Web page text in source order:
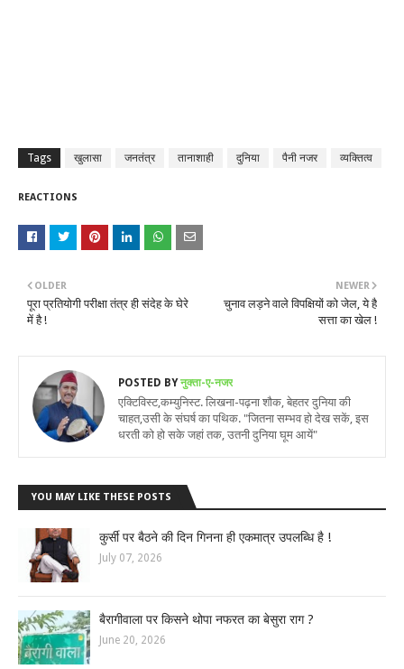
Tags खुलासा जनतंत्र तानाशाही दुनिया पैनी नजर व्यक्तित्व
REACTIONS
NEWER
चुनाव लड़ने वाले विपक्षियों को जेल, ये है
सत्ता का खेल !
OLDER
पूरा प्रतियोगी परीक्षा तंत्र ही संदेह के घेरे
में है !
POSTED BYनुक्ता-ए-नजर
एक्टिविस्ट,कम्युनिस्ट. लिखना-पढ़ना शौक, बेहतर दुनिया की
चाहत,उसी के संघर्ष का पथिक. "जितना सम्भव हो देख सकें, इस
धरती को हो सके जहां तक, उतनी दुनिया घूम आयें"
YOU MAY LIKE THESE POSTS
कुर्सी पर बैठने की दिन गिनना ही एकमात्र उपलब्धि है !
July 07, 2026
बैरागीवाला पर किसने थोपा नफरत का बेसुरा राग ?
June 20, 2026